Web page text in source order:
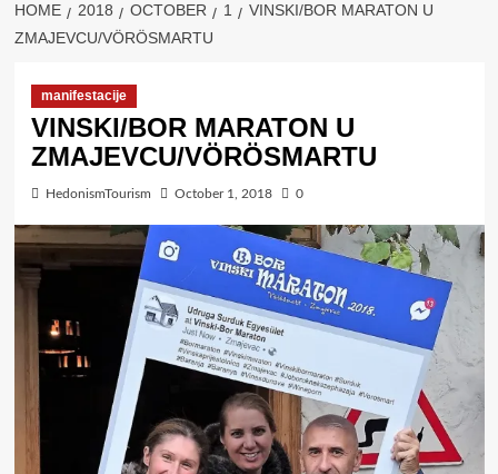
HOME 2018 OCTOBER 1
VINSKI/BOR MARATON U
ZMAJEVCU/VÖRÖSMARTU
manifestacije
VINSKI/BOR MARATON U
ZMAJEVCU/VÖRÖSMARTU
HedonismTourism October 1, 2018 0